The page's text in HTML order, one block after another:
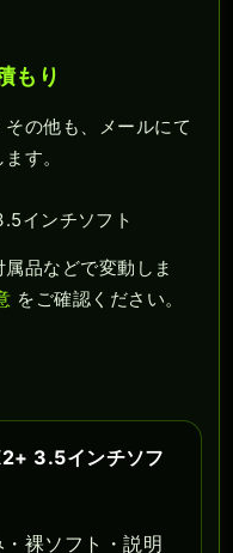
もり
の他も、メールにて
す。
インチソフト
品などで変動しま
をご確認ください。
3.5インチソフ
裸ソフト・説明